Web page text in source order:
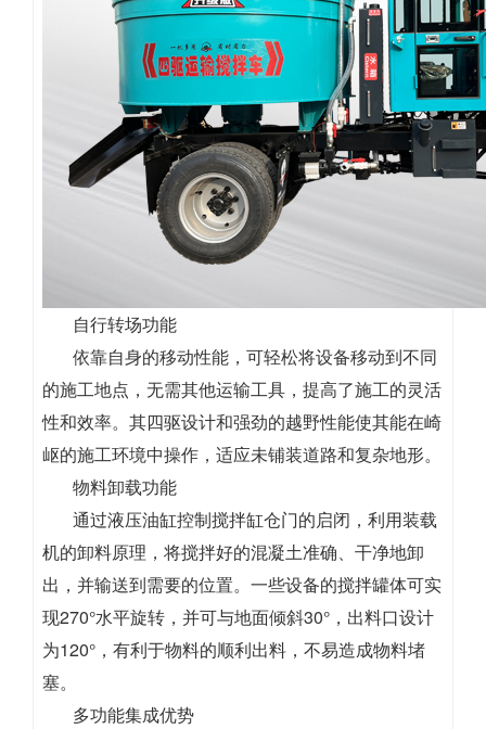
自行转场功能
依靠自身的移动性能，可轻松将设备移动到不同
的施工地点，无需其他运输工具，提高了施工的灵活
性和效率。其四驱设计和强劲的越野性能使其能在崎
岖的施工环境中操作，适应未铺装道路和复杂地形。
物料卸载功能
通过液压油缸控制搅拌缸仓门的启闭，利用装载
机的卸料原理，将搅拌好的混凝土准确、干净地卸
出，并输送到需要的位置。一些设备的搅拌罐体可实
现270°水平旋转，并可与地面倾斜30°，出料口设计
为120°，有利于物料的顺利出料，不易造成物料堵
塞。
多功能集成优势